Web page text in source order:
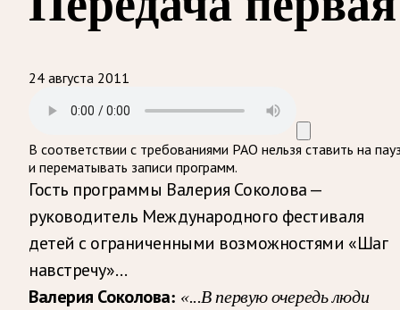
24 августа 2011
В соответствии с требованиями РАО нельзя ставить на
и перематывать записи программ.
Гость программы Валерия Соколова —
руководитель Международного фестиваля
детей с ограниченными возможностями «Шаг
навстречу»…
Валерия Соколова: «...В первую очередь люди